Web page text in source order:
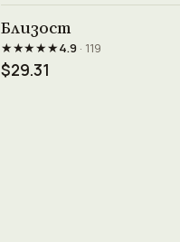
Близост
★★★★★4.9· 119
$29.31